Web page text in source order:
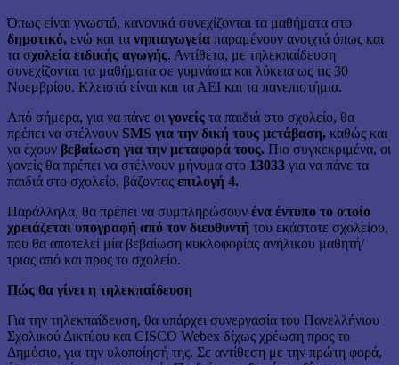
Όπως είναι γνωστό, κανονικά συνεχίζονται τα μαθήματα στο
δημοτικό, ενώ και τα νηπιαγωγεία παραμένουν ανοιχτά όπως και
τα σχολεία ειδικής αγωγής. Αντίθετα, με τηλεκπαίδευση
συνεχίζονται τα μαθήματα σε γυμνάσια και λύκεια ως τις 30
Νοεμβρίου. Κλειστά είναι και τα ΑΕΙ και τα πανεπιστήμια.
Από σήμερα, για να πάνε οι γονείς τα παιδιά στο σχολείο, θα
πρέπει να στέλνουν SMS για την δική τους μετάβαση, καθώς και
να έχουν βεβαίωση για την μεταφορά τους. Πιο συγκεκριμένα, οι
γονείς θα πρέπει να στέλνουν μήνυμα στο 13033 για να πάνε τα
παιδιά στο σχολείο, βάζοντας επιλογή 4.
Παράλληλα, θα πρέπει να συμπληρώσουν ένα έντυπο το οποίο
χρειάζεται υπογραφή από τον διευθυντή του εκάστοτε σχολείου,
που θα αποτελεί μία βεβαίωση κυκλοφορίας ανήλικου μαθητή/
τριας από και προς το σχολείο.
Πώς θα γίνει η τηλεκπαίδευση
Για την τηλεκπαίδευση, θα υπάρχει συνεργασία του Πανελλήνιου
Σχολικού Δικτύου και CISCO Webex δίχως χρέωση προς το
Δημόσιο, για την υλοποίησή της. Σε αντίθεση με την πρώτη φορά,